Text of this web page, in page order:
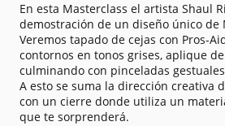
En esta Masterclass el artista Shaul
demostración de un diseño único de
Veremos tapado de cejas con Pros-
contornos en tonos grises, aplique
culminando con pinceladas
A esto se suma la dirección creativa
con un cierre donde utiliza un
que te sorprenderá.